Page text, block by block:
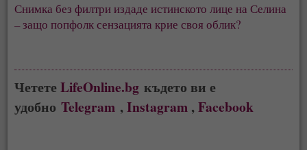
Снимка без филтри издаде истинското лице на Селина
– защо попфолк сензацията крие своя облик?
ЧететеLifeOnline.bg където ви е
удобноTelegram ,Instagram ,Facebook